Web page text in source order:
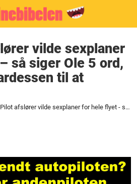
vilde sexplaner
så siger Ole 5 ord,
til at
Vits: Pilot afslører vilde sexplaner for hele flyet - så siger Ole 5 ord, som får stewardessen til at besvime